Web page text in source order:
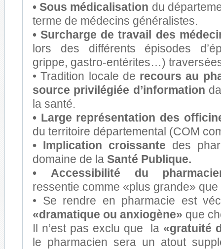
• Sous médicalisation du
terme de médecins généralistes.
• Surcharge de travail des
lors des différents épisodes
grippe, gastro-entérites…)
• Tradition locale de recours au
source privilégiée d’information
la santé.
• Large représentation des
du territoire départemental (COM
• Implication croissante des
domaine de la Santé Publique.
• Accessibilité du
ressentie comme «plus grande»
• Se rendre en pharmacie est
«dramatique ou anxiogène» que
Il n’est pas exclu que la «gratuité
le pharmacien sera un atout